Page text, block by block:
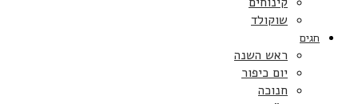
שוקולד
חגים
ראש השנה
יום כיפור
חנוכה